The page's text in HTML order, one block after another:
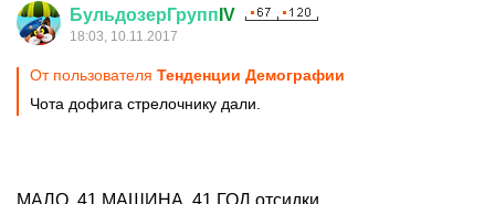
БульдозерГрупп IV
18:03, 10.11.2017
От пользователя Тенденции Демографии
Чота дофига стрелочнику дали.
МАЛО, 41 МАШИНА, 41 ГОД отсидки